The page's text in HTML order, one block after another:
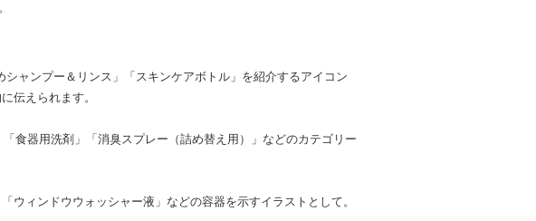
ャンプー＆リンス」「スキンケアボトル」を紹介するアイコン
伝えられます。
食器用洗剤」「消臭スプレー（詰め替え用）」などのカテゴリー
ィンドウウォッシャー液」などの容器を示すイラストとして。